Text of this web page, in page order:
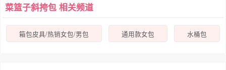
菜篮子斜挎包 相关频道
箱包皮具/热销女包/男包 通用款女包 水桶包